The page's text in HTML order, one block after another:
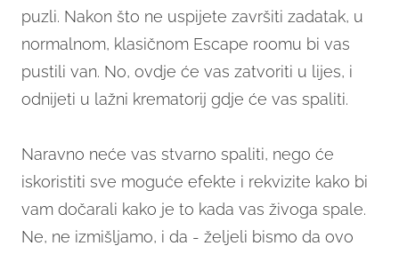
puzli. Nakon što ne uspijete završiti zadatak, u
normalnom, klasičnom Escape roomu bi vas
pustili van. No, ovdje će vas zatvoriti u lijes, i
odnijeti u lažni krematorij gdje će vas spaliti.
Naravno neće vas stvarno spaliti, nego će
iskoristiti sve moguće efekte i rekvizite kako bi
vam dočarali kako je to kada vas živoga spale.
Ne, ne izmišljamo, i da - željeli bismo da ovo